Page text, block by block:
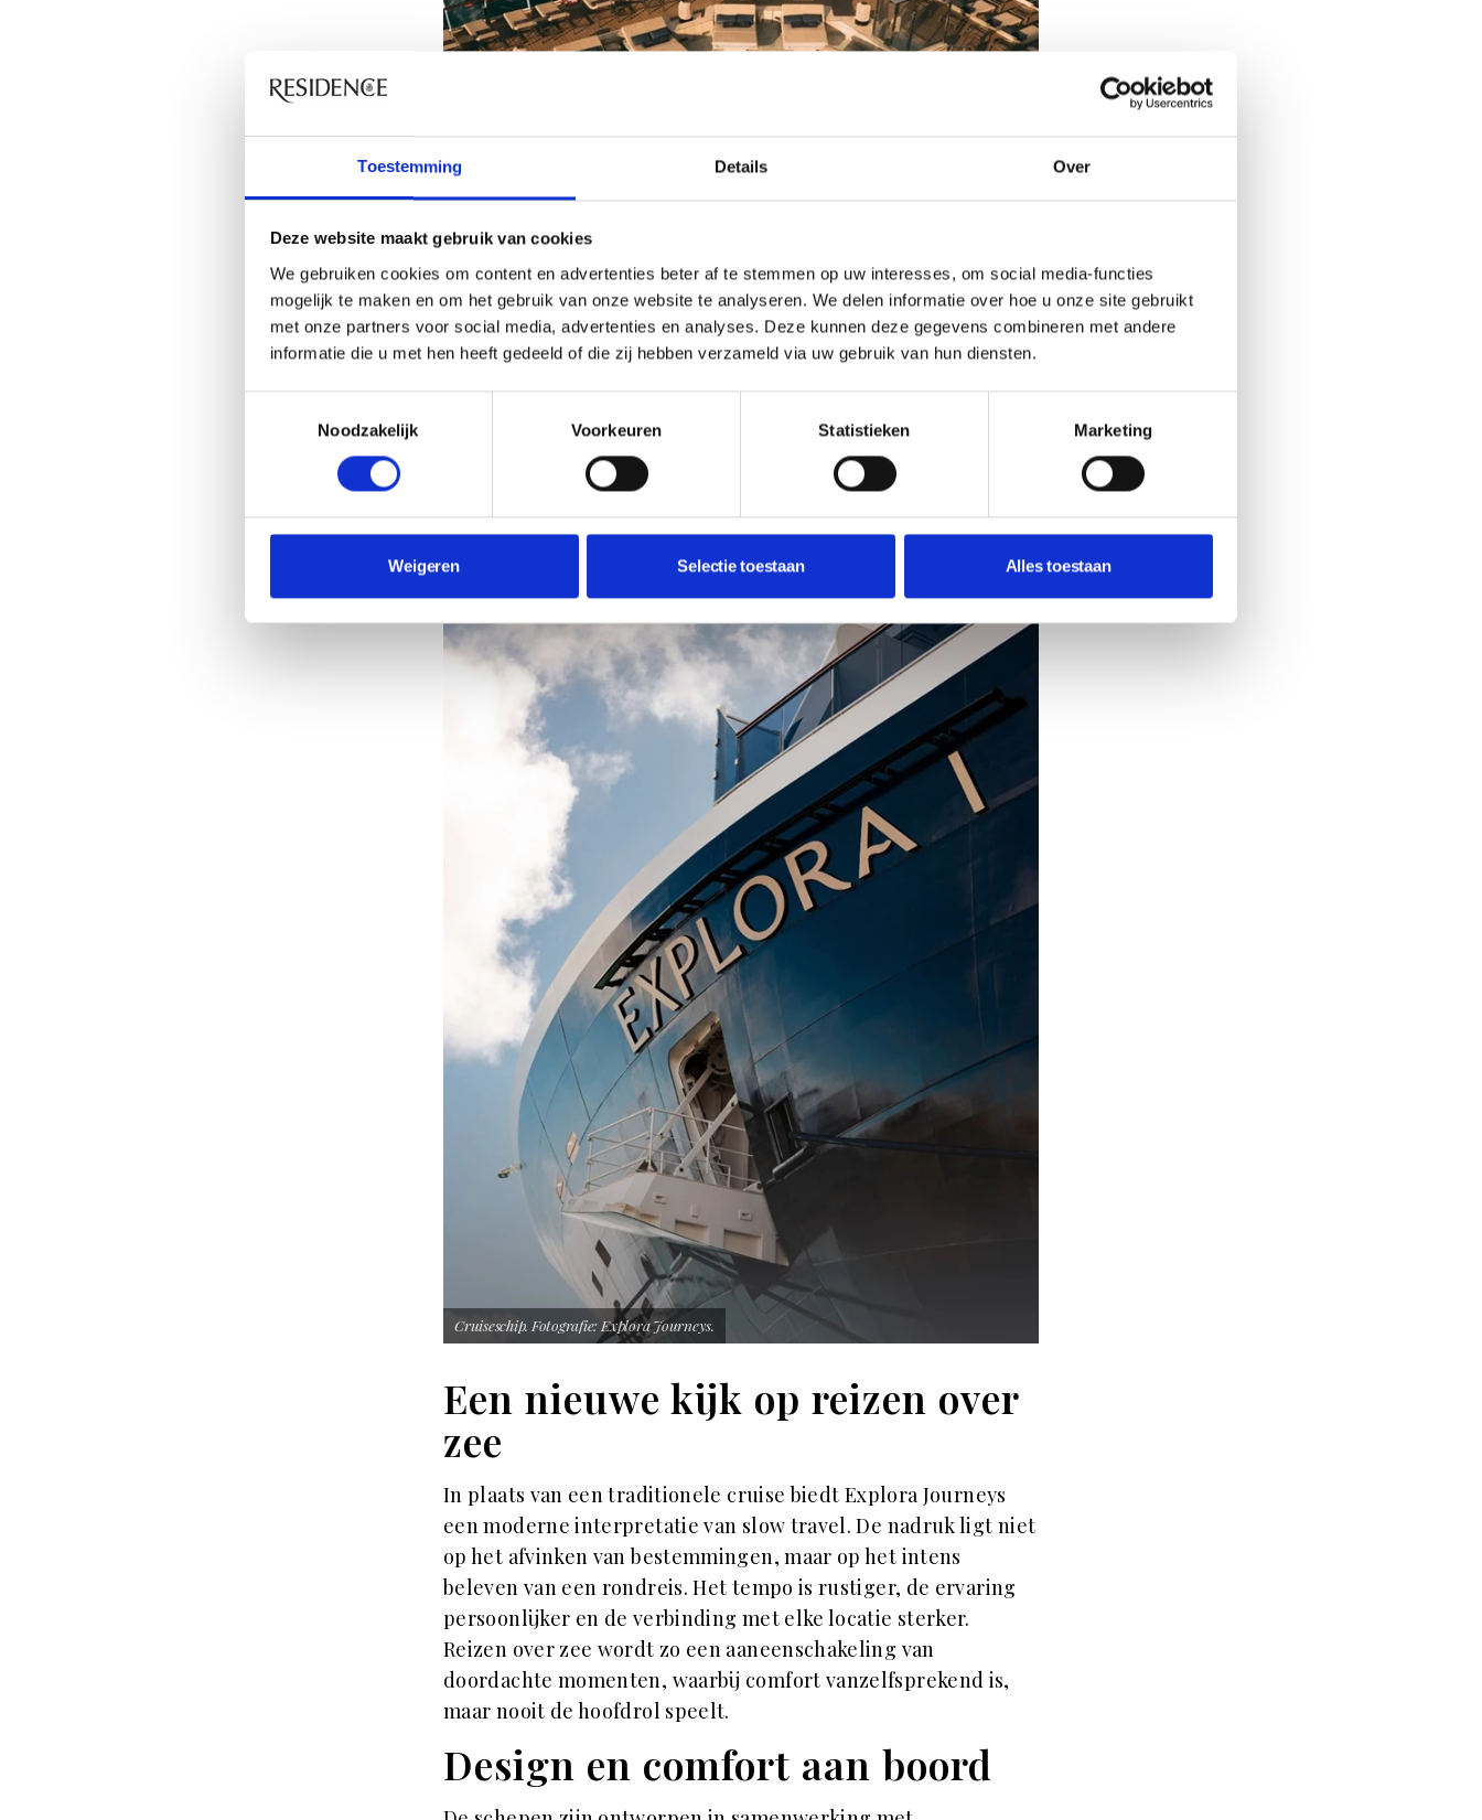
Toestemming Details Over
Deze website maakt gebruik van cookies
We gebruiken cookies om content en advertenties beter af te stemmen op uw interesses, om social media-functies
mogelijk te maken en om het gebruik van onze website te analyseren. We delen informatie over hoe u onze site gebruikt
met onze partners voor social media, advertenties en analyses. Deze kunnen deze gegevens combineren met andere
informatie die u met hen heeft gedeeld of die zij hebben verzameld via uw gebruik van hun diensten.
Noodzakelijk
Voorkeuren Statistieken Marketing
Weigeren Selectie toestaan Alles toestaan
Cruiseschip. Fotografie: Explora Journeys.
Cruiseschip. Fotografie: Explora Journeys.
Een nieuwe kijk op reizen over
zee
In plaats van een traditionele cruise biedt Explora Journeys
een moderne interpretatie van slow travel. De nadruk ligt niet
op het afvinken van bestemmingen, maar op het intens
beleven van een rondreis. Het tempo is rustiger, de ervaring
persoonlijker en de verbinding met elke locatie sterker.
Reizen over zee wordt zo een aaneenschakeling van
doordachte momenten, waarbij comfort vanzelfsprekend is,
maar nooit de hoofdrol speelt.
Design en comfort aan boord